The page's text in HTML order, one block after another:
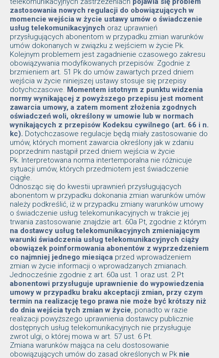
zastosowania nowych regulacji do obowiązujących w
momencie wejścia w życie ustawy umów o świadczenie
usług telekomunikacyjnych oraz uprawnień
przysługujących abonentom w przypadku zmian warunków
umów dokonanych w związku z wejściem w życie Pk.
Kolejnym problemem jest zagadnienie czasowego zakresu
obowiązywania modyfikowanych przepisów. Zgodnie z
brzmieniem art. 51 Pk do umów zawartych przed dniem
wejścia w życie niniejszej ustawy stosuje się przepisy
dotychczasowe. Momentem istotnym z punktu widzenia
normy wynikającej z powyższego przepisu jest moment
zawarcia umowy, a zatem moment złożenia zgodnych
oświadczeń woli, określony w umowie lub w normach
wynikających z przepisów Kodeksu cywilnego (art. 66 i n.
kc). Dotychczasowe regulacje będą miały zastosowanie do
umów, których moment zawarcia określony jak w zdaniu
poprzednim nastąpił przed dniem wejścia w życie
Pk. Interpretowana norma intertemporalna nie różnicuje
sytuacji umów, których przedmiotem jest świadczenie
ciągłe.
Odnosząc się do kwestii uprawnień przysługujących
abonentom w przypadku dokonania zmian warunków umów
należy podkreślić, iż w przypadku zmiany warunków umowy
o świadczenie usług telekomunikacyjnych w trakcie jej
trwania zastosowanie znajdzie art. 60a Pt, zgodnie z którym
na dostawcy usług telekomunikacyjnych zmieniającym
warunki świadczenia usług telekomunikacyjnych ciąży
obowiązek poinformowania abonentów z wyprzedzeniem
co najmniej jednego miesiąca przed wprowadzeniem
zmian w życie informacji o wprowadzanych zmianach.
Jednocześnie zgodnie z art. 60a ust. 1 oraz ust. 2 Pt
abonentowi przysługuje uprawnienie do wypowiedzenia
umowy w przypadku braku akceptacji zmian, przy czym
termin na realizację tego prawa nie może być krótszy niż
do dnia wejścia tych zmian w życie , ponadto w razie
realizacji powyższego uprawnienia dostawcy publicznie
dostępnych usług telekomunikacyjnych nie przysługuje
zwrot ulgi, o której mowa w art. 57 ust. 6 Pt.
Zmiana warunków mająca na celu dostosowanie
obowiązujących umów do zasad określonych w Pk nie